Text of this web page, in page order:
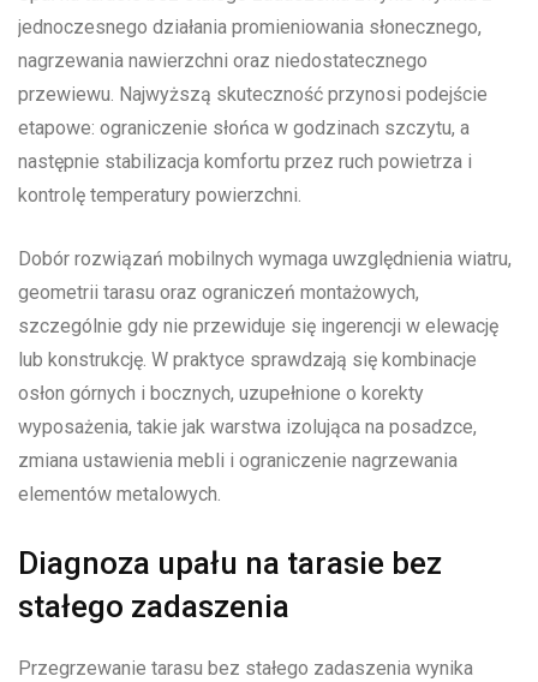
jednoczesnego działania promieniowania słonecznego,
nagrzewania nawierzchni oraz niedostatecznego
przewiewu. Najwyższą skuteczność przynosi podejście
etapowe: ograniczenie słońca w godzinach szczytu, a
następnie stabilizacja komfortu przez ruch powietrza i
kontrolę temperatury powierzchni.
Dobór rozwiązań mobilnych wymaga uwzględnienia wiatru,
geometrii tarasu oraz ograniczeń montażowych,
szczególnie gdy nie przewiduje się ingerencji w elewację
lub konstrukcję. W praktyce sprawdzają się kombinacje
osłon górnych i bocznych, uzupełnione o korekty
wyposażenia, takie jak warstwa izolująca na posadzce,
zmiana ustawienia mebli i ograniczenie nagrzewania
elementów metalowych.
Diagnoza upału na tarasie bez
stałego zadaszenia
Przegrzewanie tarasu bez stałego zadaszenia wynika